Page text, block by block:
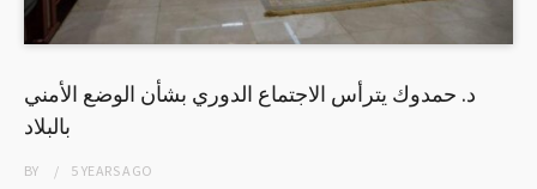
د. حمدوك يترأس الاجتماع الدوري بشأن الوضع الأمني
بالبلاد
BY 5 YEARSAGO